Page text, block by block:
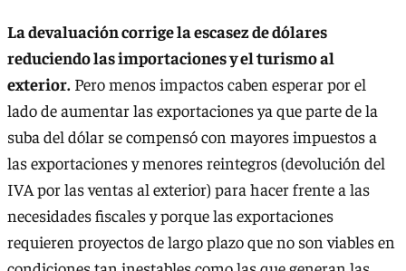
La devaluación corrige la escasez de dólares
reduciendo las importaciones y el turismo al
exterior. Pero menos impactos caben esperar por el
lado de aumentar las exportaciones ya que parte de la
suba del dólar se compensó con mayores impuestos a
las exportaciones y menores reintegros (devolución del
IVA por las ventas al exterior) para hacer frente a las
necesidades fiscales y porque las exportaciones
requieren proyectos de largo plazo que no son viables en